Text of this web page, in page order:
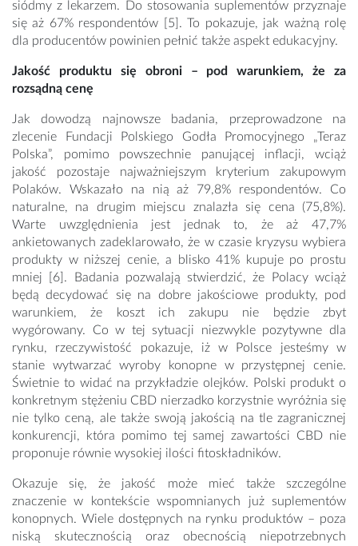
siódmy z lekarzem. Do stosowania suplementów przyznaje
się aż 67% respondentów [5]. To pokazuje, jak ważną rolę
dla producentów powinien pełnić także aspekt edukacyjny.
Jakość produktu się obroni – pod warunkiem, że za
rozsądną cenę
Jak dowodzą najnowsze badania, przeprowadzone na
zlecenie Fundacji Polskiego Godła Promocyjnego „Teraz
Polska”, pomimo powszechnie panującej inflacji, wciąż
jakość pozostaje najważniejszym kryterium zakupowym
Polaków. Wskazało na nią aż 79,8% respondentów. Co
naturalne, na drugim miejscu znalazła się cena (75,8%).
Warte uwzględnienia jest jednak to, że aż 47,7%
ankietowanych zadeklarowało, że w czasie kryzysu wybiera
produkty w niższej cenie, a blisko 41% kupuje po prostu
mniej [6]. Badania pozwalają stwierdzić, że Polacy wciąż
będą decydować się na dobre jakościowe produkty, pod
warunkiem, że koszt ich zakupu nie będzie zbyt
wygórowany. Co w tej sytuacji niezwykle pozytywne dla
rynku, rzeczywistość pokazuje, iż w Polsce jesteśmy w
stanie wytwarzać wyroby konopne w przystępnej cenie.
Świetnie to widać na przykładzie olejków. Polski produkt o
konkretnym stężeniu CBD nierzadko korzystnie wyróżnia się
nie tylko ceną, ale także swoją jakością na tle zagranicznej
konkurencji, która pomimo tej samej zawartości CBD nie
proponuje równie wysokiej ilości fitoskładników.
Okazuje się, że jakość może mieć także szczególne
znaczenie w kontekście wspomnianych już suplementów
konopnych. Wiele dostępnych na rynku produktów – poza
niską skutecznością oraz obecnością niepotrzebnych